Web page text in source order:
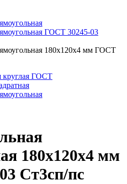
ГОСТ 30245-03
180x120x4 мм ГОСТ
круглая ГОСТ
180x120x4 мм
Ст3сп/пс